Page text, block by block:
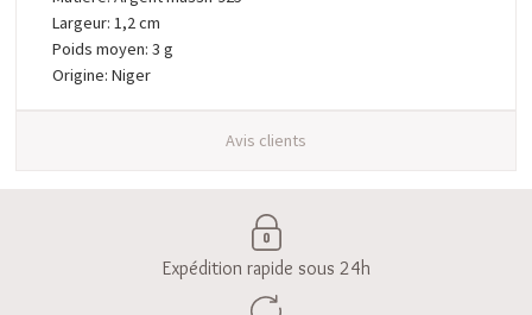
Largeur: 1,2 cm
Poids moyen: 3 g
Origine: Niger
Avis clients
Expédition rapide sous 24h